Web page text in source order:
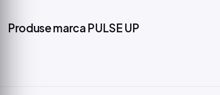
Produse marca PULSE UP